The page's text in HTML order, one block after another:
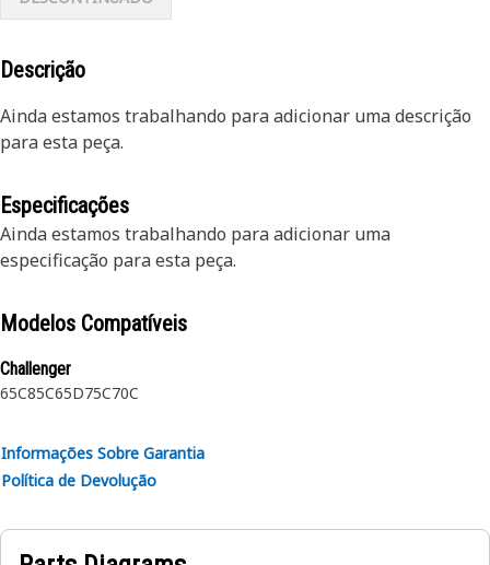
Descrição
Ainda estamos trabalhando para adicionar uma descrição
para esta peça.
Especificações
Ainda estamos trabalhando para adicionar uma
especificação para esta peça.
Modelos Compatíveis
Challenger
65C85C65D75C70C
Informações Sobre Garantia
Política de Devolução